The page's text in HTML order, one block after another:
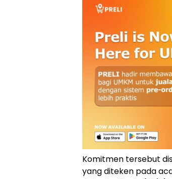
Komitmen tersebut
yang diteken pada